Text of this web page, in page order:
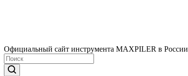
Официальный сайт инструмента MAXPILER в России